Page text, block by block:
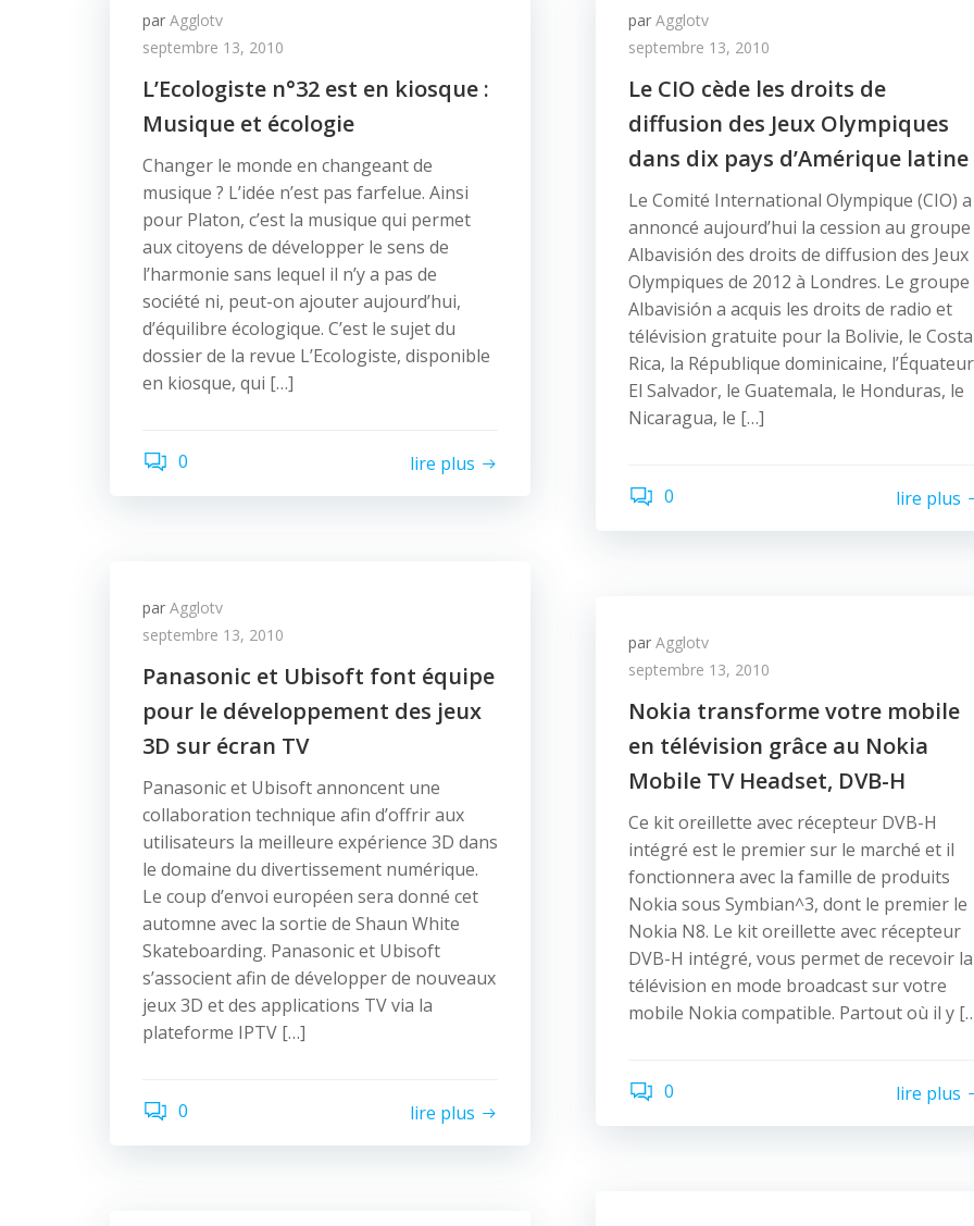
par Agglotv
septembre 13, 2010
L’Ecologiste n°32 est en kiosque :
Musique et écologie
Changer le monde en changeant de
musique ? L’idée n’est pas farfelue. Ainsi
pour Platon, c’est la musique qui permet
aux citoyens de développer le sens de
l’harmonie sans lequel il n’y a pas de
société ni, peut-on ajouter aujourd’hui,
d’équilibre écologique. C’est le sujet du
dossier de la revue L’Ecologiste, disponible
en kiosque, qui […]
0 lire plus
par Agglotv
septembre 13, 2010
Le CIO cède les droits de
diffusion des Jeux Olympiques
dans dix pays d’Amérique latine
Le Comité International Olympique (CIO) a
annoncé aujourd’hui la cession au groupe
Albavisión des droits de diffusion des Jeux
Olympiques de 2012 à Londres. Le groupe
Albavisión a acquis les droits de radio et
télévision gratuite pour la Bolivie, le Costa
Rica, la République dominicaine,
El Salvador, le Guatemala, le Honduras, le
Nicaragua, le […]
0 lire plus
par Agglotv
septembre 13, 2010
Panasonic et Ubisoft font équipe
pour le développement des jeux
3D sur écran TV
Panasonic et Ubisoft annoncent une
collaboration technique afin d’offrir aux
utilisateurs la meilleure expérience 3D dans
le domaine du divertissement numérique.
Le coup d’envoi européen sera donné cet
automne avec la sortie de Shaun White
Skateboarding. Panasonic et Ubisoft
s’associent afin de développer de nouveaux
jeux 3D et des applications TV via la
plateforme IPTV […]
0 lire plus
par Agglotv
septembre 13, 2010
Nokia transforme votre mobile
en télévision grâce au Nokia
Mobile TV Headset, DVB-H
Ce kit oreillette avec récepteur DVB-H
intégré est le premier sur le marché et il
fonctionnera avec la famille de produits
Nokia sous Symbian^3, dont le premier le
Nokia N8. Le kit oreillette avec récepteur
DVB-H intégré, vous permet de recevoir la
télévision en mode broadcast sur votre
mobile Nokia compatible. Partout où il y
0 lire plus